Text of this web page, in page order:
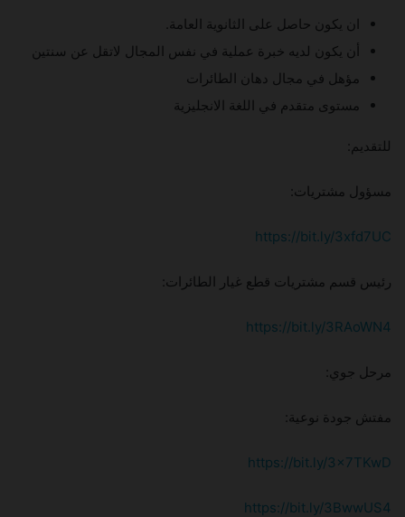
ان يكون حاصل على الثانوية العامة.
أن يكون لديه خبرة عملية في نفس المجال لاتقل عن سنتين
مؤهل في مجال دهان الطائرات
مستوى متقدم في اللغة الانجليزية
للتقديم:
مسؤول مشتريات:
https://bit.ly/3xfd7UC
رئيس قسم مشتريات قطع غيار الطائرات:
https://bit.ly/3RAoWN4
مرحل جوي:
مفتش جودة نوعية:
https://bit.ly/3x7TKwD
https://bit.ly/3BwwUS4